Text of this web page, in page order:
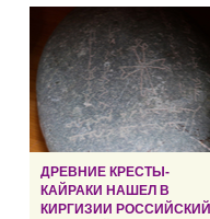
ДРЕВНИЕ КРЕСТЫ-
КАЙРАКИ НАШЕЛ В
КИРГИЗИИ РОССИЙСКИЙ